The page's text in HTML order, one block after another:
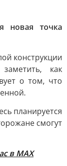
новая точка
конструкции
как
о том, что
планируется
смогут
в MAX